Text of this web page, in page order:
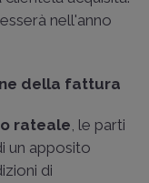
nell'anno
della fattura
rateale, le parti
un apposito
di